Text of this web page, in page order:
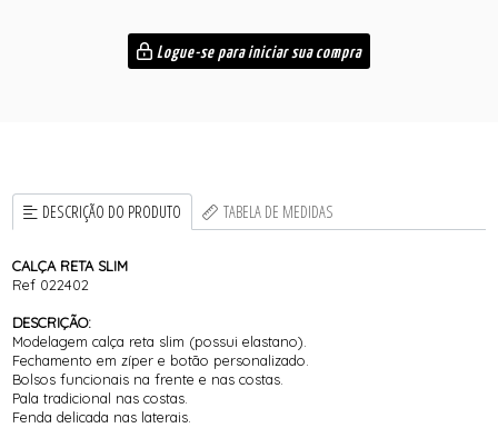
Logue-se para iniciar sua compra
DESCRIÇÃO DO PRODUTO TABELA DE MEDIDAS
CALÇA RETA SLIM
Ref 022402
DESCRIÇÃO:
Modelagem calça reta slim (possui elastano).
Fechamento em zíper e botão personalizado.
Bolsos funcionais na frente e nas costas.
Pala tradicional nas costas.
Fenda delicada nas laterais.